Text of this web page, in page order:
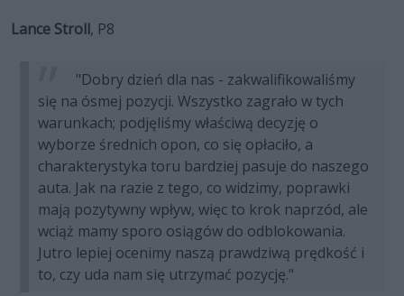
Lance Stroll, P8
"Dobry dzień dla nas - zakwalifikowaliśmy
się na ósmej pozycji. Wszystko zagrało w tych
warunkach; podjęliśmy właściwą decyzję o
wyborze średnich opon, co się opłaciło, a
charakterystyka toru bardziej pasuje do naszego
auta. Jak na razie z tego, co widzimy, poprawki
mają pozytywny wpływ, więc to krok naprzód, ale
wciąż mamy sporo osiągów do odblokowania.
Jutro lepiej ocenimy naszą prawdziwą prędkość i
to, czy uda nam się utrzymać pozycję."